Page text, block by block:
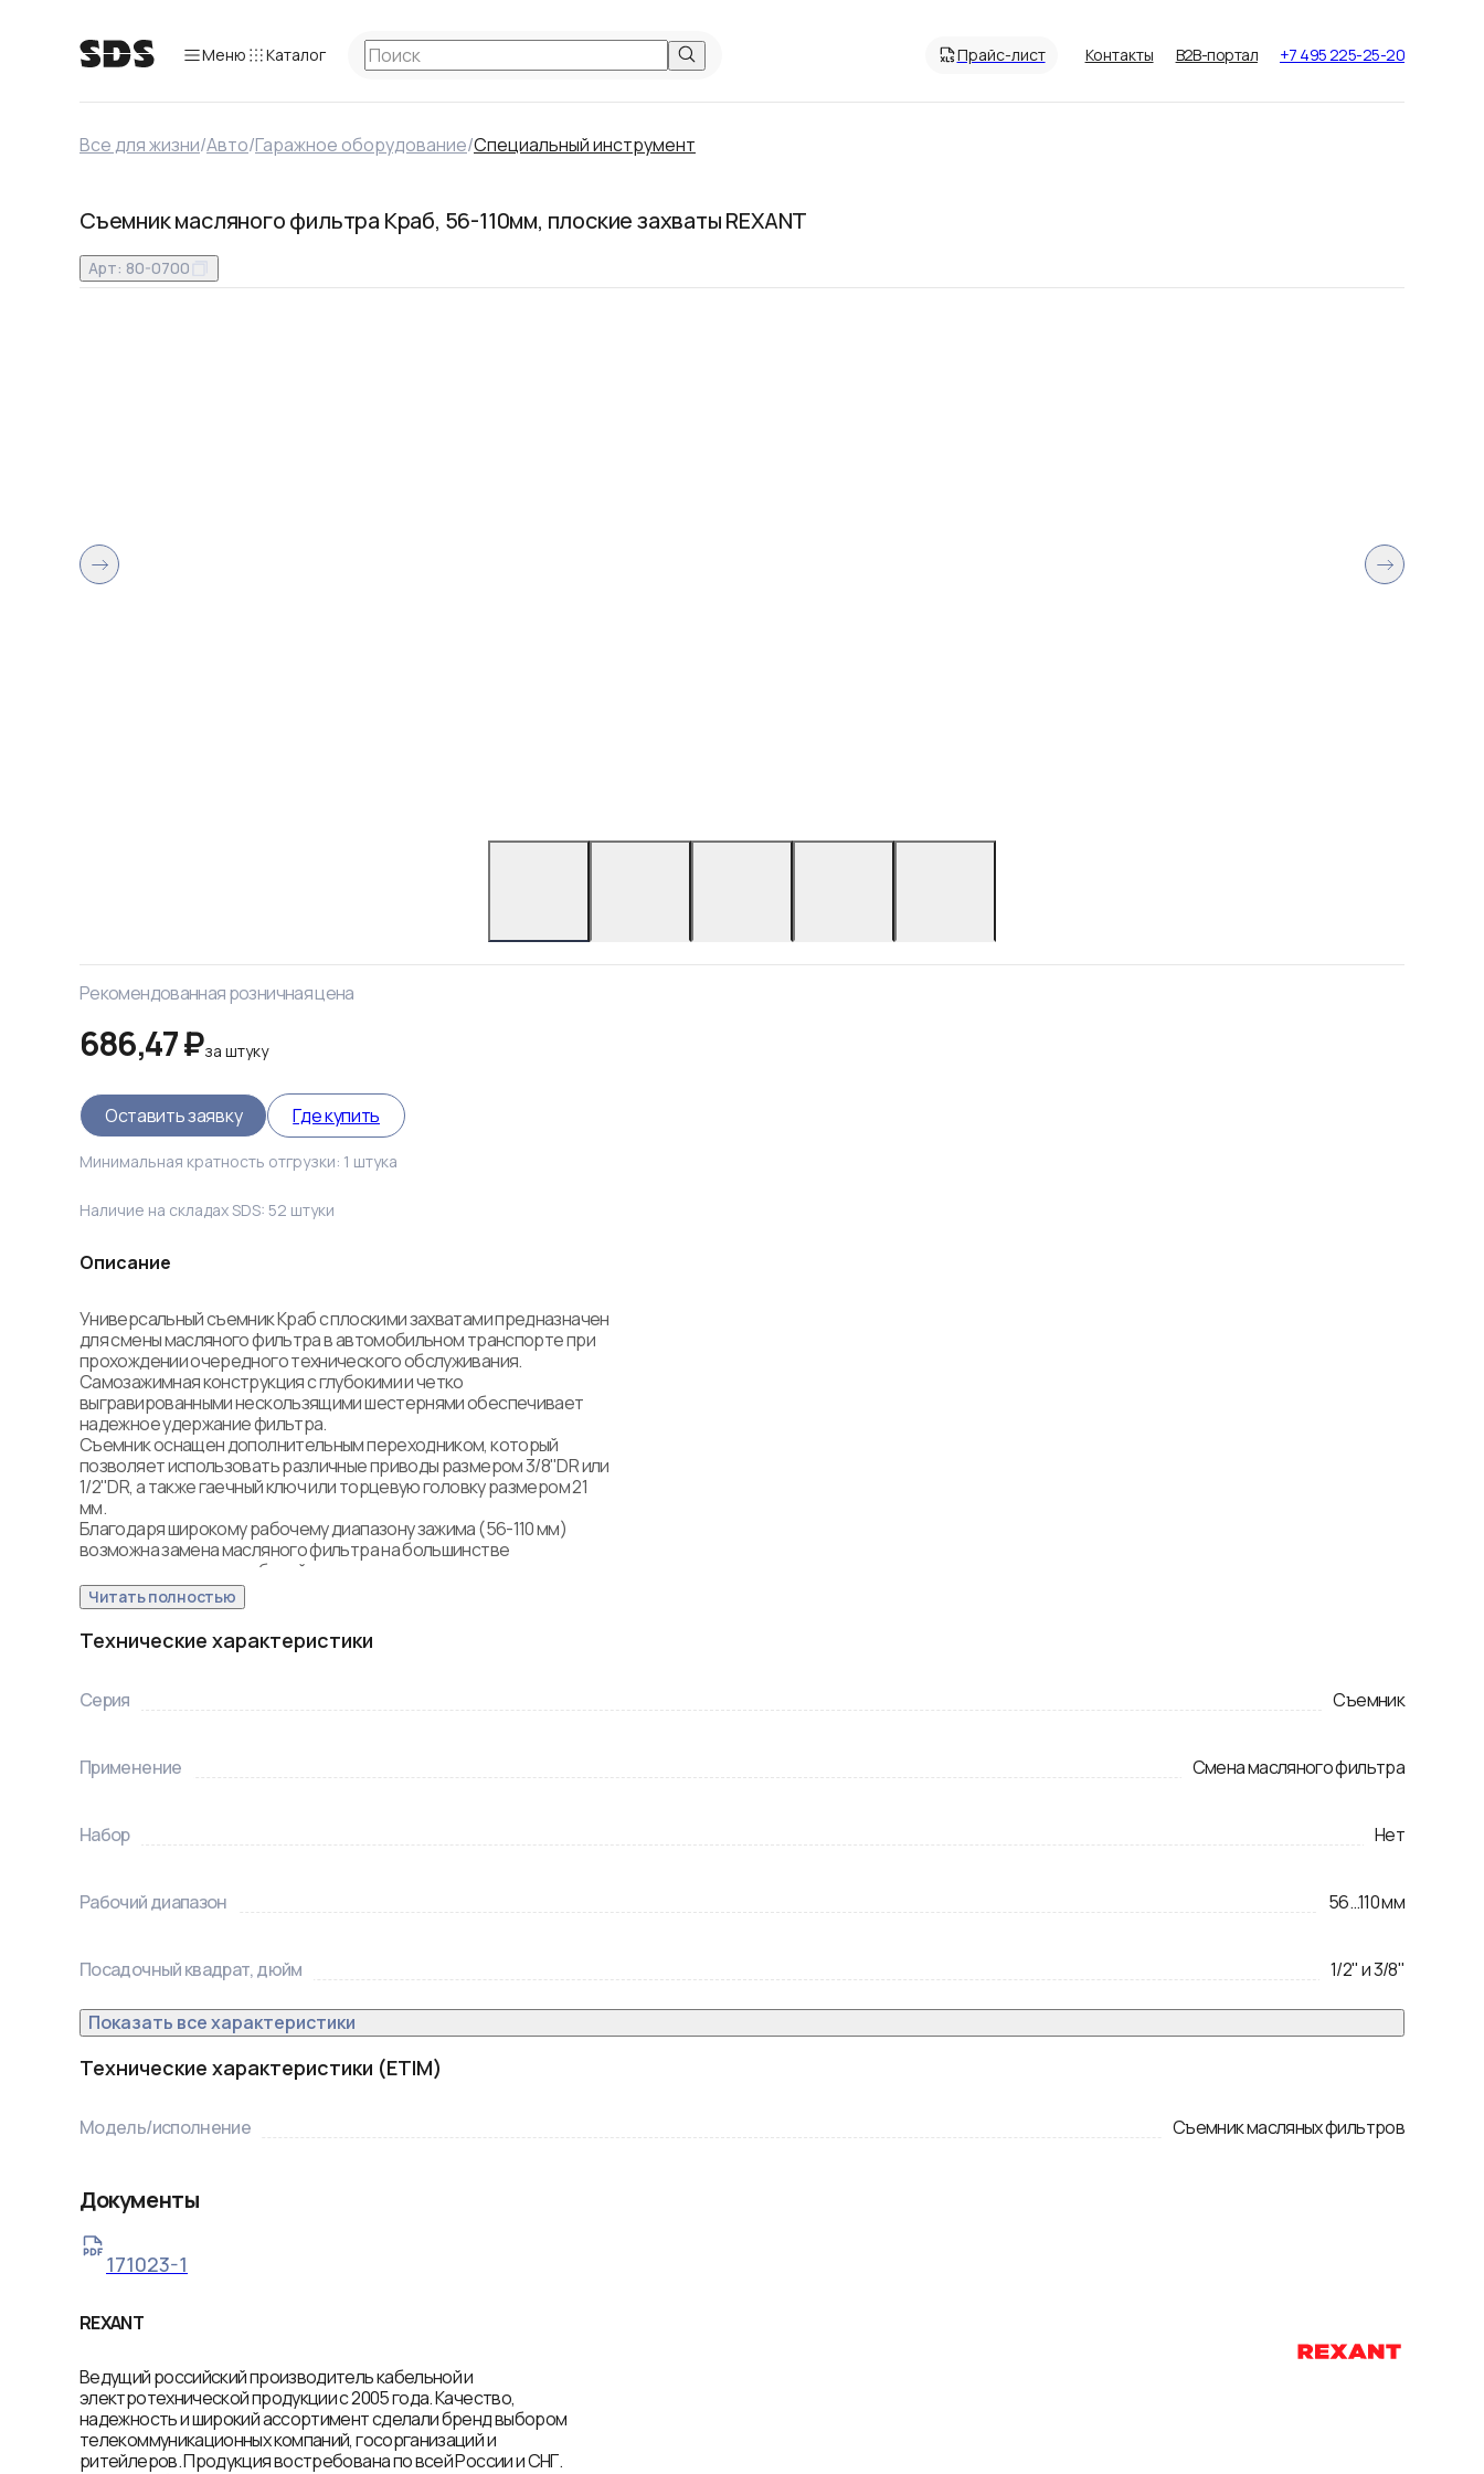
Меню Каталог Прайс-лист Контакты B2B-портал +7 495 225-25-20
Все для жизни/Авто/Гаражное оборудование/Специальный инструмент
Съемник масляного фильтра Краб, 56-110мм, плоские захваты REXANT
Арт: 80-0700
Рекомендованная розничная цена
686,47 ₽за штуку
Оставить заявку Где купить
Минимальная кратность отгрузки: 1 штука
Наличие на складах SDS: 52 штуки
Описание
Универсальный съемник Краб с плоскими захватами предназначен
для смены масляного фильтра в автомобильном транспорте при
прохождении очередного технического обслуживания.
Самозажимная конструкция с глубокими и четко
выгравированными нескользящими шестернями обеспечивает
надежное удержание фильтра.
Съемник оснащен дополнительным переходником, который
позволяет использовать различные приводы размером 3/8"DR или
1/2"DR, а также гаечный ключ или торцевую головку размером 21
мм.
Благодаря широкому рабочему диапазону зажима (56-110 мм)
возможна замена масляного фильтра на большинстве
производимых автомобилей.
Читать полностью
Технические характеристики
Серия Съемник
Применение Смена масляного фильтра
Набор Нет
Рабочий диапазон 56...110мм
Посадочный квадрат, дюйм 1/2" и 3/8"
Показать все характеристики
Технические характеристики (ETIM)
Модель/исполнение Съемник масляных фильтров
Документы
171023-1
REXANT
Ведущий российский производитель кабельной и
электротехнической продукции с 2005 года. Качество,
надежность и широкий ассортимент сделали бренд выбором
телекоммуникационных компаний, госорганизаций и
ритейлеров. Продукция востребована по всей России и СНГ.